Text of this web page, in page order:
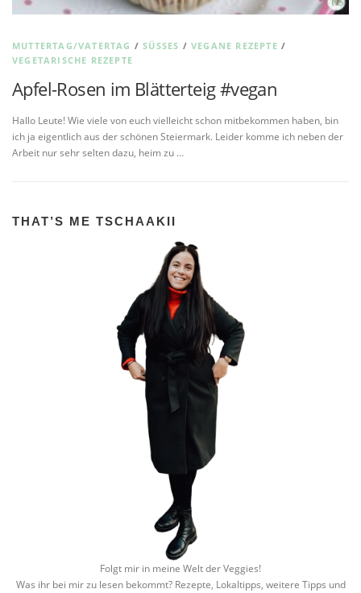
MUTTERTAG/VATERTAG /SÜSSES /VEGANE REZEPTE /
VEGETARISCHE REZEPTE
Apfel-Rosen im Blätterteig #vegan
Hallo Leute! Wie viele von euch vielleicht schon mitbekommen haben, bin
ich ja eigentlich aus der schönen Steiermark. Leider komme ich neben der
Arbeit nur sehr selten dazu, heim zu …
THAT’S ME TSCHAAKII
Folgt mir in meine Welt der Veggies!
Was ihr bei mir zu lesen bekommt? Rezepte, Lokaltipps, weitere Tipps und